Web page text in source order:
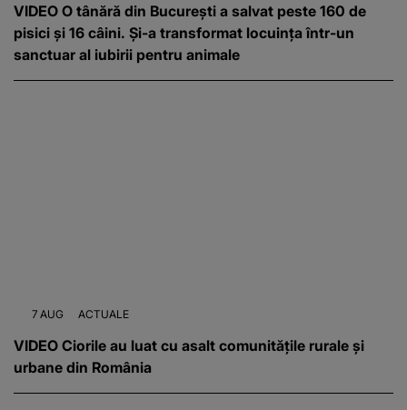
VIDEO O tânără din București a salvat peste 160 de
pisici și 16 câini. Și-a transformat locuința într-un
sanctuar al iubirii pentru animale
7 AUG ACTUALE
VIDEO Ciorile au luat cu asalt comunitățile rurale și
urbane din România